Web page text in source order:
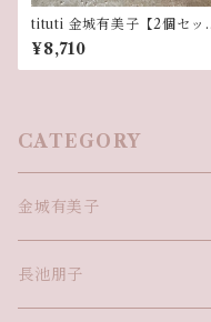
tituti 金城有美子【2個セッ
ト】miniカップ ブルーシェ
ル
¥8,710
CATEGORY
金城有美子
カップ
長池朋子